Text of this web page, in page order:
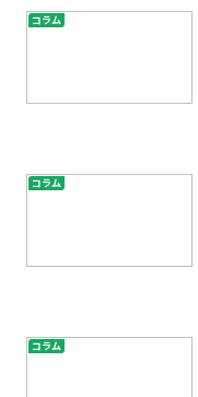
コラム
コラム
コラム